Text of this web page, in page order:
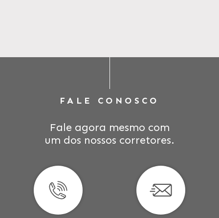
FALE CONOSCO
Fale agora mesmo com
um dos nossos corretores.